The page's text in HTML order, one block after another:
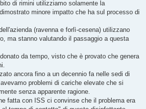
di rimini utilizziamo solamente la
minore impatto che ha sul processo di
(ravenna e forlì-cesena) utilizzano
ma stanno valutando il passaggio a questa
da tempo, visto che è provato che genera
ancora fino a un decennio fa nelle sedi di
problemi di cariche elevate che si
senza apparente ragione.
fatta con ISS ci convinse che il problema era